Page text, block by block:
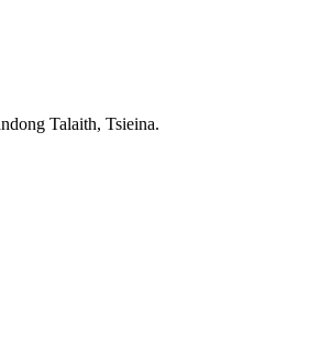
Talaith, Tsieina.